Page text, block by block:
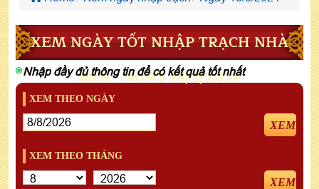
XEM NGÀY TỐT NHẬP TRẠCH NHÀ
MỚI - NGÀY 18/3/2024
Nhập đầy đủ thông tin để có kết quả tốt nhất
XEM THEO NGÀY
XEM
XEM THEO THÁNG
XEM